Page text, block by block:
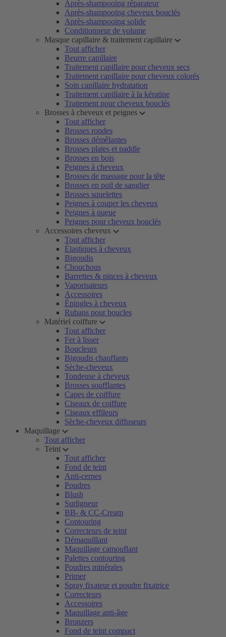
Après-shampooing réparateur
Après-shampooing cheveux bouclés
Après-shampooing solide
Conditionneur de volume
Masque capillaire & traitement capillaire
Tout afficher
Beurre capillaire
Traitement capillaire pour cheveux secs
Traitement capillaire pour cheveux colorés
Soin capillaire hydratation
Traitement capillaire à la kératine
Traitement pour cheveux bouclés
Brosses à cheveux et peignes
Tout afficher
Brosses rondes
Brosses démêlantes
Brosses plates et paddle
Brosses en bois
Peignes à cheveux
Brosses de massage pour la tête
Brosses en poil de sanglier
Brosses squelettes
Peignes à couper les cheveux
Peignes à queue
Peignes pour cheveux bouclés
Accessoires cheveux
Tout afficher
Élastiques à cheveux
Bigoudis
Chouchous
Barrettes & pinces à cheveux
Vaporisateurs
Accessoires
Épingles à cheveux
Rubans pour boucles
Matériel coiffure
Tout afficher
Fer à lisser
Boucleurs
Bigoudis chauffants
Sèche-cheveux
Tondeuse à cheveux
Brosses soufflantes
Capes de coiffure
Ciseaux de coiffure
Ciseaux effileurs
Sèche-cheveux diffuseurs
Maquillage
Tout afficher
Teint
Tout afficher
Fond de teint
Anti-cernes
Poudres
Blush
Surligneur
BB- & CC-Cream
Contouring
Correcteurs de teint
Démaquillant
Maquillage camouflant
Palettes contouring
Poudres minérales
Primer
Spray fixateur et poudre fixatrice
Correcteurs
Accessoires
Maquillage anti-âge
Bronzers
Fond de teint compact